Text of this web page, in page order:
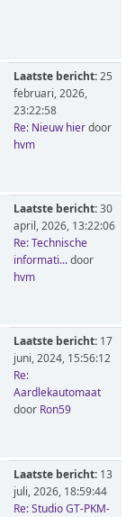
Laatste bericht:25
februari, 2026,
23:22:58
Re: Nieuw hierdoor
hvm
Laatste bericht:30
april, 2026, 13:22:06
Re: Technische
informati...door
hvm
Laatste bericht: 17
juni, 2024, 15:56:12
Re:
Aardlekautomaat
door Ron59
Laatste bericht: 13
juli, 2026, 18:59:44
Re: Studio GT-PKM-